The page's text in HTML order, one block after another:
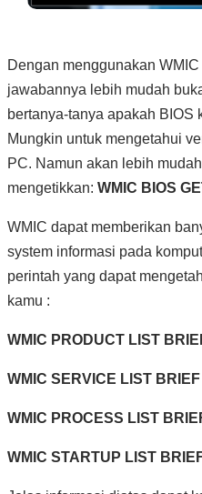
Dengan menggunakan
jawabannya lebih mudah
bertanya-tanya apakah BIOS
Mungkin untuk mengetahui
PC. Namun akan lebih
mengetikkan: WMIC BIOS
WMIC dapat memberikan
system informasi pada
perintah yang dapat
kamu :
WMIC PRODUCT LIST
WMIC SERVICE LIST BRIEF
WMIC PROCESS LIST
WMIC STARTUP LIST